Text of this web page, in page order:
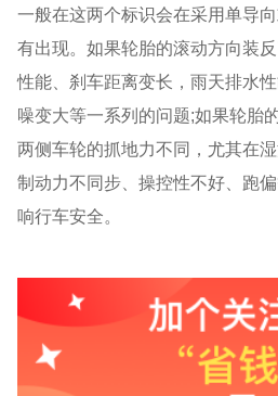
一般在这两个标识会在采用单导
有出现。如果轮胎的滚动方向装
性能、刹车距离变长，雨天排水
噪变大等一系列的问题;如果轮胎
两侧车轮的抓地力不同，尤其在
制动力不同步、操控性不好、跑
响行车安全。